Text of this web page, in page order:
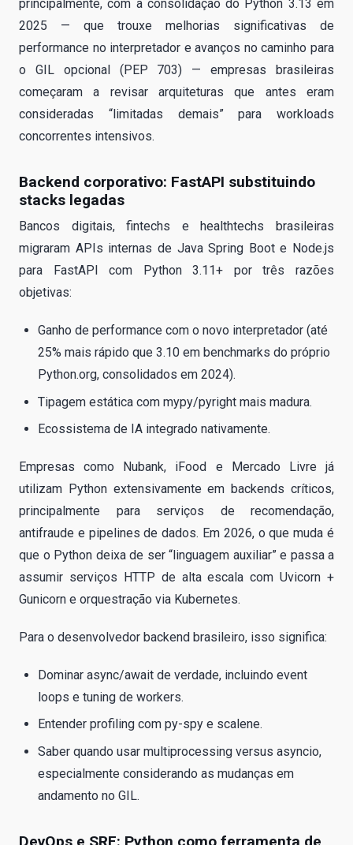
principalmente, com a consolidação do Python 3.13 em
2025 — que trouxe melhorias significativas de
performance no interpretador e avanços no caminho para
o GIL opcional (PEP 703) — empresas brasileiras
começaram a revisar arquiteturas que antes eram
consideradas “limitadas demais” para workloads
concorrentes intensivos.
Backend corporativo: FastAPI substituindo
stacks legadas
Bancos digitais, fintechs e healthtechs brasileiras
migraram APIs internas de Java Spring Boot e Node.js
para FastAPI com Python 3.11+ por três razões
objetivas:
Ganho de performance com o novo interpretador (até
25% mais rápido que 3.10 em benchmarks do próprio
Python.org, consolidados em 2024).
Tipagem estática com mypy/pyright mais madura.
Ecossistema de IA integrado nativamente.
Empresas como Nubank, iFood e Mercado Livre já
utilizam Python extensivamente em backends críticos,
principalmente para serviços de recomendação,
antifraude e pipelines de dados. Em 2026, o que muda é
que o Python deixa de ser “linguagem auxiliar” e passa a
assumir serviços HTTP de alta escala com Uvicorn +
Gunicorn e orquestração via Kubernetes.
Para o desenvolvedor backend brasileiro, isso significa:
Dominar async/await de verdade, incluindo event
loops e tuning de workers.
Entender profiling com py-spy e scalene.
Saber quando usar multiprocessing versus asyncio,
especialmente considerando as mudanças em
andamento no GIL.
DevOps e SRE: Python como ferramenta de